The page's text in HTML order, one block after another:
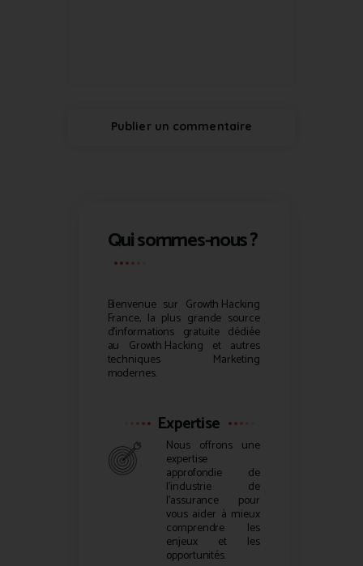
Qui sommes-nous ?
Bienvenue sur Growth Hacking
France, la plus grande source
d’informations gratuite dédiée
au Growth Hacking et autres
techniques Marketing
modernes.
Expertise
Nous offrons une
expertise
approfondie de
l’industrie de
l’assurance pour
vous aider à mieux
comprendre les
enjeux et les
opportunités.